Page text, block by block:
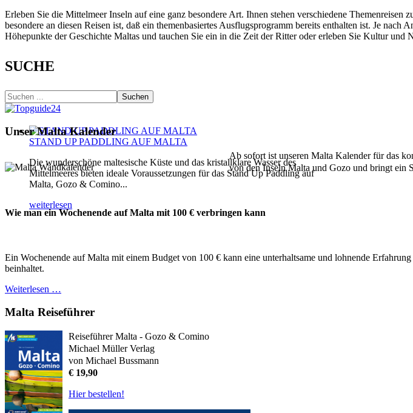
STAND UP PADDLING AUF MALTA
Die wunderschöne maltesische Küste und das kristallklare Wasser des
Mittelmeeres bieten ideale Voraussetzungen für das Stand Up Paddling auf
Malta, Gozo & Comino...
weiterlesen
Erleben Sie die Mittelmeer Inseln auf eine ganz besondere Art. Ihnen stehen verschiedene
besondere an diesen Reisen ist, daß ein themenbasiertes Ausflugsprogramm bereits enthalten ist. Je
Höhepunkte der Geschichte Maltas und tauchen Sie ein in die Zeit der Ritter oder erleben Sie Kultur und
SUCHE
Suchen
Unser Malta Kalender
Ab sofort ist unseren Malta Kalender für das
von den Inseln Malta und Gozo und bringt ein
Wie man ein Wochenende auf Malta mit 100 € verbringen kann
Ein Wochenende auf Malta mit einem Budget von 100 € kann eine unterhaltsame und lohnende
beinhaltet.
Weiterlesen …
Malta Reiseführer
Reiseführer Malta - Gozo & Comino
Michael Müller Verlag
von Michael Bussmann
€ 19,90
Hier bestellen!